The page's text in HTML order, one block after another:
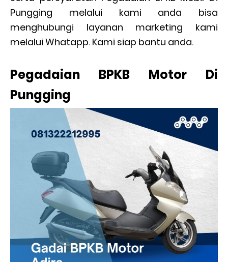
Pungging melalui kami anda bisa
menghubungi layanan marketing kami
melalui Whatapp. Kami siap bantu anda.
Pegadaian BPKB Motor Di
Pungging